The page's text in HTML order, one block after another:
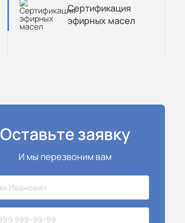
Сертификация
эфирных масел
Оставьте заявку
И мы перезвоним вам